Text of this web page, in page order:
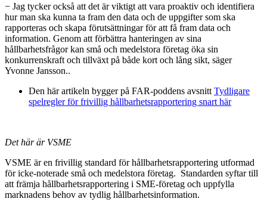
− Jag tycker också att det är viktigt att vara proaktiv och identifiera
hur man ska kunna ta fram den data och de uppgifter som ska
rapporteras och skapa förutsättningar för att få fram data och
information. Genom att förbättra hanteringen av sina
hållbarhetsfrågor kan små och medelstora företag öka sin
konkurrenskraft och tillväxt på både kort och lång sikt, säger
Yvonne Jansson..
Den här artikeln bygger på FAR-poddens avsnitt Tydligare
spelregler för frivillig hållbarhetsrapportering snart här
Det här är VSME
VSME är en frivillig standard för hållbarhetsrapportering utformad
för icke-noterade små och medelstora företag. Standarden syftar till
att främja hållbarhetsrapportering i SME-företag och uppfylla
marknadens behov av tydlig hållbarhetsinformation.